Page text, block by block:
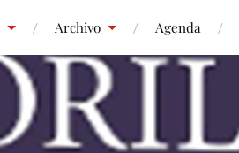
Archivo Agenda